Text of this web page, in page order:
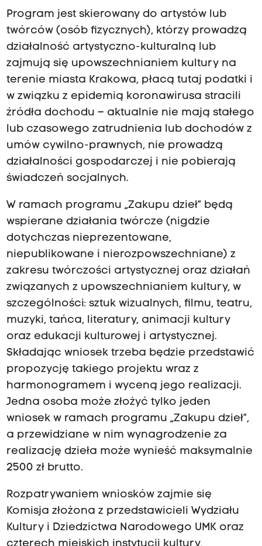
Program jest skierowany do artystów lub
twórców (osób fizycznych), którzy prowadzą
działalność artystyczno-kulturalną lub
zajmują się upowszechnianiem kultury na
terenie miasta Krakowa, płacą tutaj podatki i
w związku z epidemią koronawirusa stracili
źródła dochodu – aktualnie nie mają stałego
lub czasowego zatrudnienia lub dochodów z
umów cywilno-prawnych, nie prowadzą
działalności gospodarczej i nie pobierają
świadczeń socjalnych.
W ramach programu „Zakupu dzieł” będą
wspierane działania twórcze (nigdzie
dotychczas nieprezentowane,
niepublikowane i nierozpowszechniane) z
zakresu twórczości artystycznej oraz działań
związanych z upowszechnianiem kultury, w
szczególności: sztuk wizualnych, filmu, teatru,
muzyki, tańca, literatury, animacji kultury
oraz edukacji kulturowej i artystycznej.
Składając wniosek trzeba będzie przedstawić
propozycję takiego projektu wraz z
harmonogramem i wyceną jego realizacji.
Jedna osoba może złożyć tylko jeden
wniosek w ramach programu „Zakupu dzieł”,
a przewidziane w nim wynagrodzenie za
realizację dzieła może wynieść maksymalnie
2500 zł brutto.
Rozpatrywaniem wniosków zajmie się
Komisja złożona z przedstawicieli Wydziału
Kultury i Dziedzictwa Narodowego UMK oraz